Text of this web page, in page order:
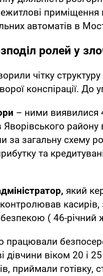
автоматів в
ролей у
чітку
конспірації. До
– ними виявилися
району
за загальну схему
та
який
( 46-річний
працювали
дівчини віком 20 і
приймали готівку,